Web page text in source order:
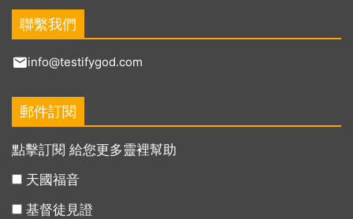
聯繫我們
info@testifygod.com
郵件訂閱
點擊訂閱 給您更多靈裡幫助
天國福音
基督徒見證